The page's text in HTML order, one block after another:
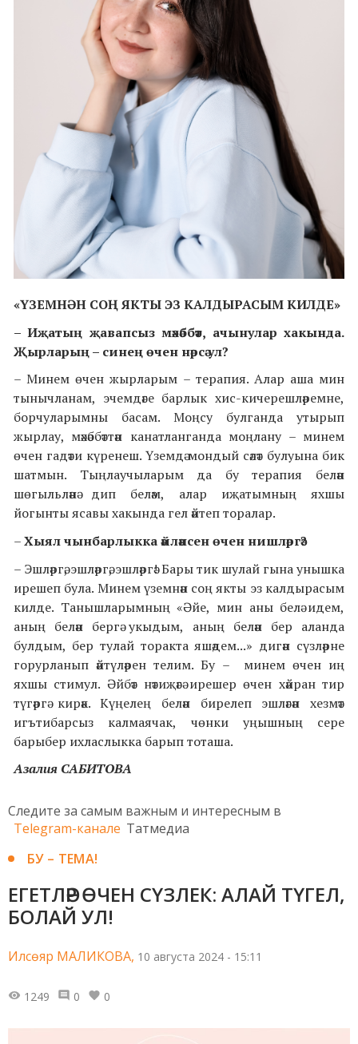
«ҮЗЕМНӘН СОҢ ЯКТЫ ЭЗ КАЛДЫРАСЫМ КИЛДЕ»
– Иҗатың җавапсыз мәхәббәт, ачынулар хакында.
Җырларың – синең өчен нәрсә ул?
– Минем өчен жырларым – терапия. Алар аша мин
тынычланам, эчемдәге барлык хис-кичерешләремне,
борчуларымны басам. Моңсу булганда утырып
жырлау, мәхәббәттән канатланганда моңлану – минем
өчен гадәти күренеш. Үземдә мондый сәләт булуына бик
шатмын. Тыңлаучыларым да бу терапия белән
шөгыльләнә дип беләм, алар иҗатымның яхшы
йогынты ясавы хакында гел әйтеп торалар.
–Хыял чынбарлыкка әйләнсен өчен нишләргә?
– Эшләргә, эшләргә, эшләргә! Бары тик шулай гына унышка
ирешеп була. Минем үземнән соң якты эз калдырасым
килде. Танышларымның «Әйе, мин аны белә идем,
аның белән бергә укыдым, аның белән бер аланда
булдым, бер тулай торакта яшәдем...» дигән сүзләрне
горурланып әйтүләрен телим. Бу – минем өчен иң
яхшы стимул. Әйбәт нәтиҗәгә ирешер өчен хәйран тир
түгәргә кирәк. Күңелең белән бирелеп эшләгән хезмәт
игътибарсыз калмаячак, чөнки уңышның сере
барыбер ихласлыкка барып тоташа.
Азалия САБИТОВА
Следите за самым важным и интересным в
Telegram-канале Татмедиа
БУ – ТЕМА!
ЕГЕТЛӘР ӨЧЕН СҮЗЛЕК: АЛАЙ ТҮГЕЛ,
БОЛАЙ УЛ!
Илсөяр МАЛИКОВА, 10 августа 2024 - 15:11
1249 0 0